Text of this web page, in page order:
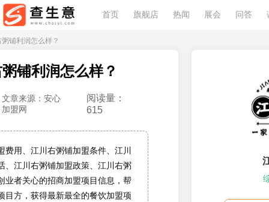
首页 旗舰店 热闻 展会 问答
铺利润怎么样？
铺利润怎么样？
文章来源：安心
加盟网
阅读量：
615
费用、江川右粥铺加盟条件、江川
、江川右粥铺加盟政策、江川右粥
业者关心的招商加盟项目信息，帮
目方，获得最新最全的餐饮加盟项